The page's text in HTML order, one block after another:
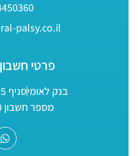
palsy.co.il
פרטי
בנק לאומיסניף 905
מספר חשבון 161800/80